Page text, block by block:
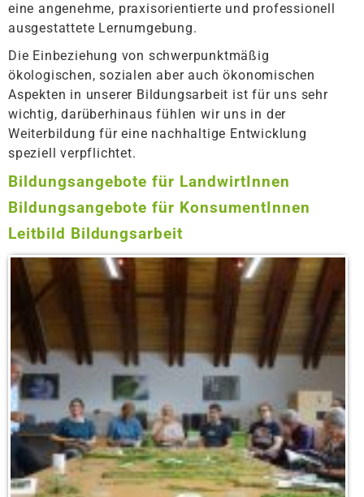
eine angenehme, praxisorientierte und professionell
ausgestattete Lernumgebung.
Die Einbeziehung von schwerpunktmäßig
ökologischen, sozialen aber auch ökonomischen
Aspekten in unserer Bildungsarbeit ist für uns sehr
wichtig, darüberhinaus fühlen wir uns in der
Weiterbildung für eine nachhaltige Entwicklung
speziell verpflichtet.
Bildungsangebote für LandwirtInnen
Bildungsangebote für KonsumentInnen
Leitbild Bildungsarbeit